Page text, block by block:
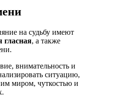
на судьбу имеют
гласная, а также
внимательность и
ситуацию,
миром, чуткостью и